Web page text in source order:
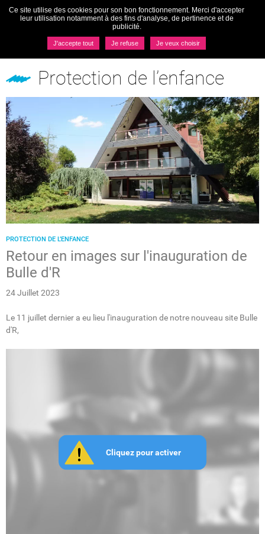
Pôles Protection de l’enfance
Protection de l’enfance
PROTECTION DE L’ENFANCE
Retour en images sur l'inauguration de
Bulle d'R
24 Juillet 2023
Le 11 juillet dernier a eu lieu l'inauguration de notre nouveau site Bulle
d'R,
Ce site utilise des cookies pour son bon fonctionnement. Merci d'accepter
leur utilisation notamment à des fins d'analyse, de pertinence et de
publicité.
J'accepte tout Je refuse Je veux choisir